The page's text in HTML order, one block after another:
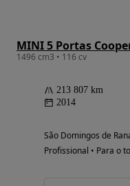
MINI 5 Portas
1496 cm3 • 116 cv
213 807 km
2014
São Domingos de
Profissional • Para o